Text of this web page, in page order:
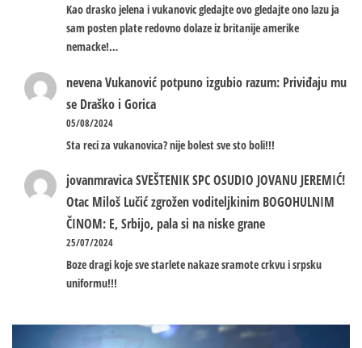
Kao drasko jelena i vukanovic gledajte ovo gledajte ono lazu ja
sam posten plate redovno dolaze iz britanije amerike
nemacke!…
nevenaVukanović potpuno izgubio razum: Priviđaju mu
se Draško i Gorica
05/08/2024
Sta reci za vukanovica? nije bolest sve sto boli!!!
jovanmravicaSVEŠTENIK SPC OSUDIO JOVANU JEREMIĆ!
Otac Miloš Lučić zgrožen voditeljkinim BOGOHULNIM
ČINOM: E, Srbijo, pala si na niske grane
25/07/2024
Boze dragi koje sve starlete nakaze sramote crkvu i srpsku
uniformu!!!